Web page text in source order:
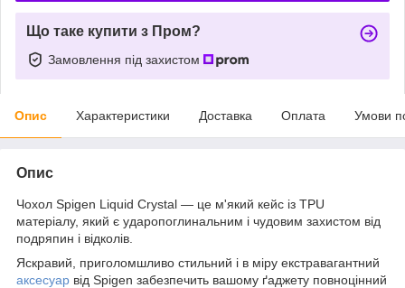
Що таке купити з Пром?
Замовлення під захистом
Опис Характеристики Доставка Оплата Умови
Опис
Чохол Spigen Liquid Crystal — це м'який кейс із TPU
матеріалу, який є ударопоглинальним і чудовим захистом від
подряпин і відколів.
Яскравий, приголомшливо стильний і в міру екстравагантний
аксесуар від Spigen забезпечить вашому ґаджету повноцінний